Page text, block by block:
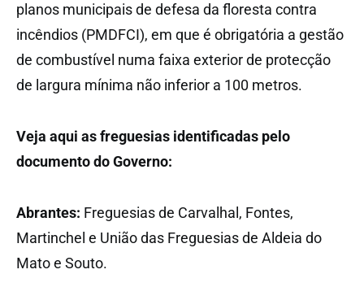
planos municipais de defesa da floresta contra
incêndios (PMDFCI), em que é obrigatória a gestão
de combustível numa faixa exterior de protecção
de largura mínima não inferior a 100 metros.
Veja aqui as freguesias identificadas pelo
documento do Governo:
Abrantes: Freguesias de Carvalhal, Fontes,
Martinchel e União das Freguesias de Aldeia do
Mato e Souto.